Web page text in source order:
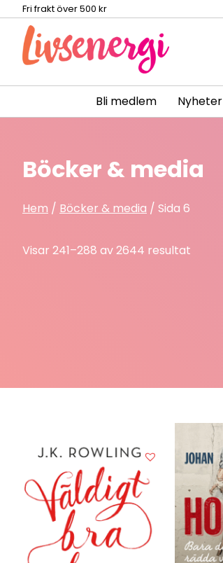
content
Fri frakt över 500 kr
Bli medlem Nyheter
Böcker & media
Hem / Böcker & media / Sida 6
Visar 241–288 av 2644 resultat